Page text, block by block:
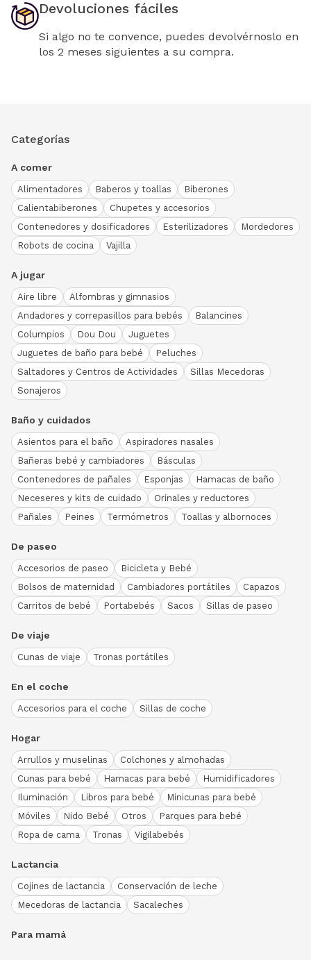
Devoluciones fáciles
Si algo no te convence, puedes devolvérnoslo en
los 2 meses siguientes a su compra.
Categorías
A comer
Alimentadores Baberos y toallas
Biberones
Calientabiberones
Chupetes y accesorios
Contenedores y dosificadores
Esterilizadores
Mordedores
Robots de cocina
Vajilla
A jugar
Aire libre
Alfombras y gimnasios
Andadores y correpasillos para bebés
Balancines
Columpios
Dou Dou
Juguetes
Juguetes de baño para bebé
Peluches
Saltadores y Centros de Actividades
Sillas Mecedoras
Sonajeros
Baño y cuidados
Asientos para el baño
Aspiradores nasales
Bañeras bebé y cambiadores
Básculas
Contenedores de pañales
Esponjas
Hamacas de baño
Neceseres y kits de cuidado
Orinales y reductores
Pañales
Peines Termómetros Toallas y albornoces
De paseo
Accesorios de paseo
Bicicleta y Bebé
Bolsos de maternidad
Cambiadores portátiles
Capazos
Carritos de bebé
Portabebés Sacos Sillas de paseo
De viaje
Cunas de viaje Tronas portátiles
En el coche
Accesorios para el coche Sillas de coche
Hogar
Arrullos y muselinas
Colchones y almohadas
Cunas para bebé
Hamacas para bebé
Humidificadores
Iluminación
Libros para bebé
Minicunas para bebé
Móviles
Nido Bebé Otros
Parques para bebé
Ropa de cama
Tronas Vigilabebés
Lactancia
Cojines de lactancia
Conservación de leche
Mecedoras de lactancia
Sacaleches
Para mamá